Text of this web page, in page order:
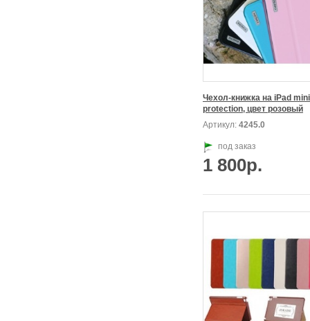
Чехол-книжка на iPad
protection, цвет розовый
Артикул: 4245.0
под заказ
1 800р.